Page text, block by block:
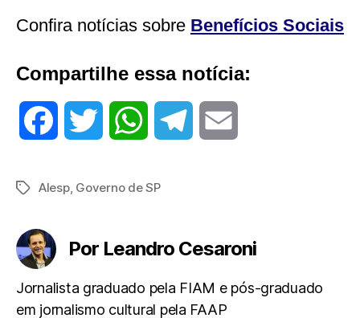
Confira notícias sobre Benefícios Sociais
Compartilhe essa notícia:
c
o e A r
TagsAlesp, Governo de SP
Por Leandro Cesaroni
Jornalista graduado pela FIAM e pós-graduado
em jornalismo cultural pela FAAP